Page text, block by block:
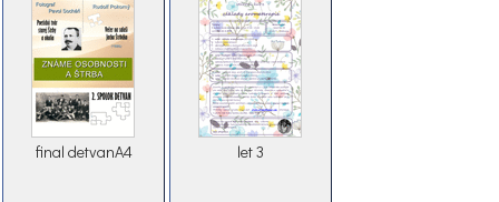
final detvanA4 let 3